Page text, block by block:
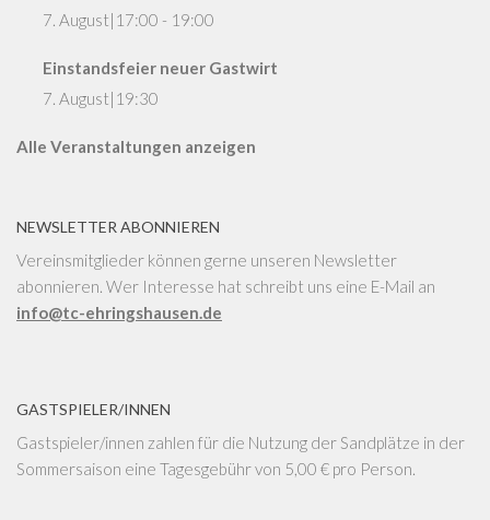
7. August|17:00 - 19:00
Einstandsfeier neuer Gastwirt
7. August|19:30
Alle Veranstaltungen anzeigen
NEWSLETTER ABONNIEREN
Vereinsmitglieder können gerne unseren Newsletter
abonnieren. Wer Interesse hat schreibt uns eine E-Mail an
info@tc-ehringshausen.de
GASTSPIELER/INNEN
Gastspieler/innen zahlen für die Nutzung der Sandplätze in der
Sommersaison eine Tagesgebühr von 5,00 € pro Person.